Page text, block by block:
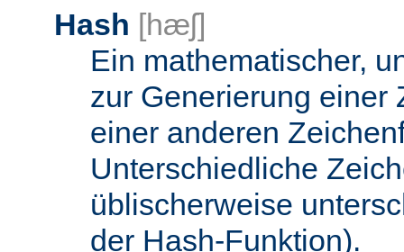
Hash [hæʃ]
Ein mathematischer,
zur Generierung einer
einer anderen
Unterschiedliche
üblischerweise
der Hash-Funktion).